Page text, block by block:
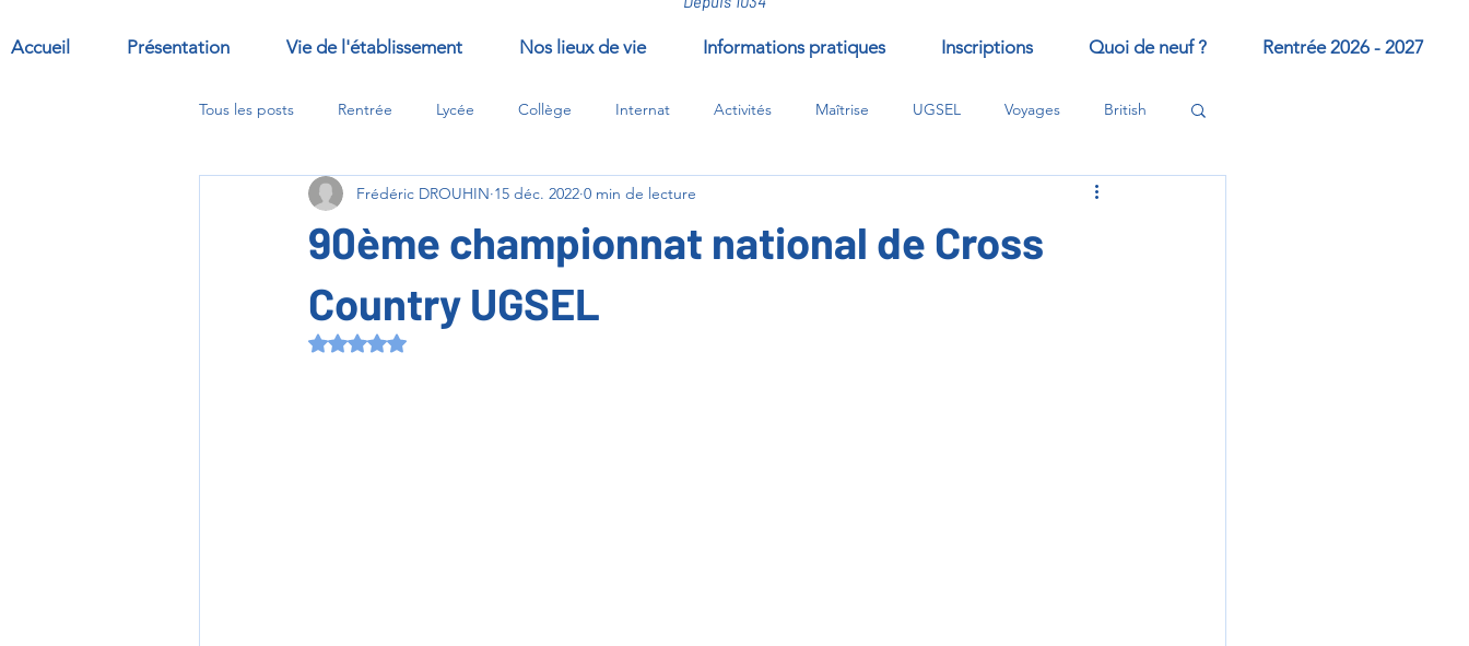
Accueil Présentation Vie de l'établissement Nos lieux de vie Informations pratiques Inscriptions Quoi de neuf ? Rentrée 2026 - 2027
Tous les posts Rentrée Lycée Collège Internat Activités Maîtrise UGSEL Voyages British
Abbaye options/compléments/EPI
90ème championnat national de Cross
Country UGSEL
Frédéric DROUHIN 15 déc. 2022 0 min de lecture
Noté NaN étoiles sur 5.